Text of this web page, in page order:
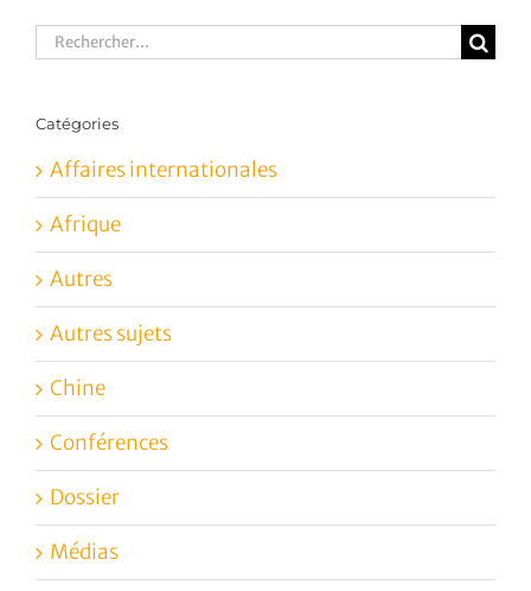
Rechercher:
Catégories
Affaires internationales
Afrique
Autres
Autres sujets
Chine
Conférences
Dossier
Médias